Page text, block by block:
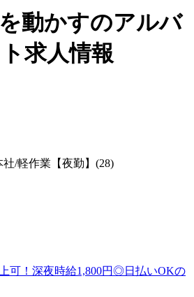
動かすのアルバ
求人情報
/軽作業【夜勤】(28)
可！深夜時給1,800円◎日払いOKの